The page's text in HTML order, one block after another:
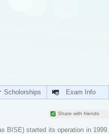
Scholorships Exam Info
Share with friends
BISE) started its operation in 1999.